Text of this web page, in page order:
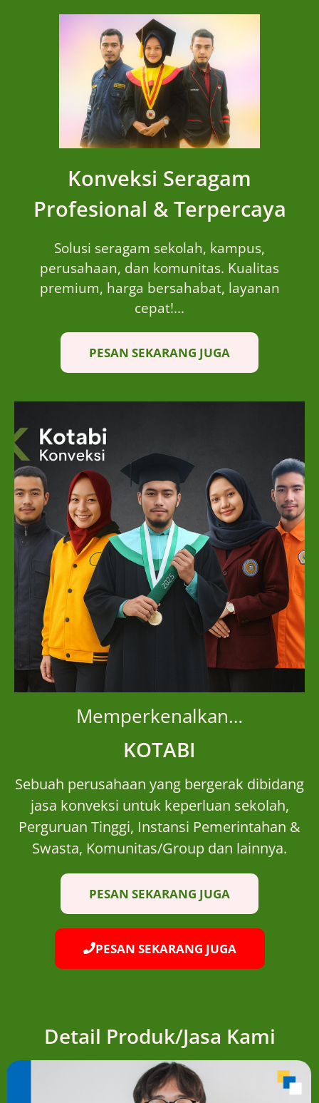
Konveksi Seragam
Profesional & Terpercaya
Solusi seragam sekolah, kampus,
perusahaan, dan komunitas. Kualitas
premium, harga bersahabat, layanan
cepat!...
PESAN SEKARANG JUGA
Memperkenalkan…
KOTABI
Sebuah perusahaan yang bergerak dibidang
jasa konveksi untuk keperluan sekolah,
Perguruan Tinggi, Instansi Pemerintahan &
Swasta, Komunitas/Group dan lainnya.
PESAN SEKARANG JUGA
PESAN SEKARANG JUGA
Detail Produk/Jasa Kami